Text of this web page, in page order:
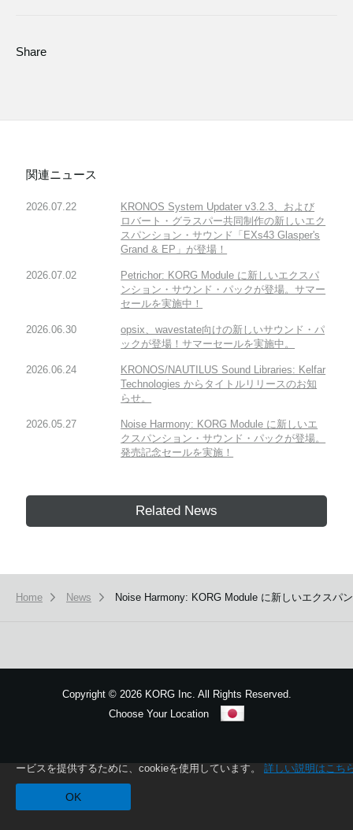
Share
関連ニュース
2026.07.22
KRONOS System Updater v3.2.3、および
ロバート・グラスパー共同制作の新しいエク
スパンション・サウンド「EXs43 Glasper's
Grand & EP」が登場！
2026.07.02
Petrichor: KORG Module に新しいエクスパ
ンション・サウンド・パックが登場。サマー
セールを実施中！
2026.06.30
opsix、wavestate向けの新しいサウンド・パ
ックが登場！サマーセールを実施中。
2026.06.24
KRONOS/NAUTILUS Sound Libraries: Kelfar
Technologies からタイトルリリースのお知
らせ。
2026.05.27
Noise Harmony: KORG Module に新しいエ
クスパンション・サウンド・パックが登場。
発売記念セールを実施！
Related News
Home News Noise Harmony: KORG Module に新しいエクスパ
Copyright ©2026 KORG Inc. All Rights Reserved.
Choose Your Location
ービスを提供するために、cookieを使用しています。 詳しい説明はこち
OK